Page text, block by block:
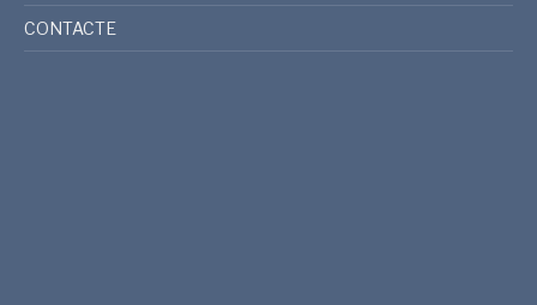
CONTACTE